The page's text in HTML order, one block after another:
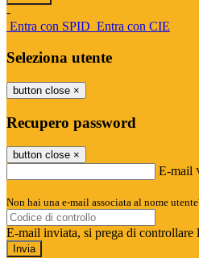
-
Entra con SPID Entra con CIE
Seleziona utente
button close ×
Recupero password
button close ×
E-mail
Non hai una e-mail associata al nome
E-mail inviata, si prega di controllare